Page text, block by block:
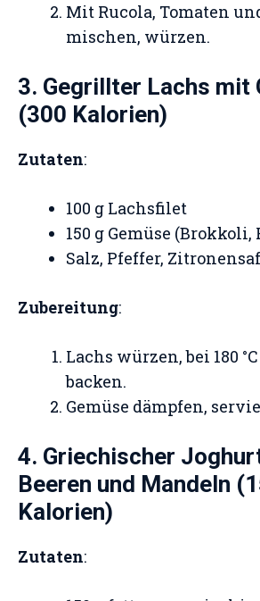
Mit Rucola, Tomaten
mischen, würzen.
3. Gegrillter Lachs mit
(300 Kalorien)
Zutaten:
100 g Lachsfilet
150 g Gemüse (Brokkoli,
Salz, Pfeffer,
Zubereitung:
Lachs würzen, bei 180
backen.
Gemüse dämpfen,
4. Griechischer
Beeren und Mandeln
Kalorien)
Zutaten: